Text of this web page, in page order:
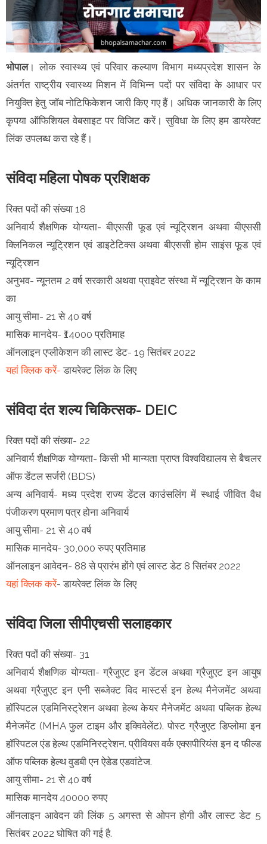
भोपाल। लोक स्वास्थ्य एवं परिवार कल्याण विभाग मध्यप्रदेश शासन के
अंतर्गत राष्ट्रीय स्वास्थ्य मिशन में विभिन्न पदों पर संविदा के आधार पर
नियुक्ति हेतु जॉब नोटिफिकेशन जारी किए गए हैं। अधिक जानकारी के लिए
कृपया ऑफिशियल वेबसाइट पर विजिट करें। सुविधा के लिए हम डायरेक्ट
लिंक उपलब्ध करा रहे हैं।
संविदा महिला पोषक प्रशिक्षक
रिक्त पदों की संख्या 18
अनिवार्य शैक्षणिक योग्यता- बीएससी फूड एवं न्यूट्रिशन अथवा बीएससी
क्लिनिकल न्यूट्रिशन एवं डाइटेटिक्स अथवा बीएससी होम साइंस फूड एवं
न्यूट्रिशन
अनुभव- न्यूनतम 2 वर्ष सरकारी अथवा प्राइवेट संस्था में न्यूट्रिशन के काम
का
आयु सीमा- 21 से 40 वर्ष
मासिक मानदेय- ₹14000 प्रतिमाह
ऑनलाइन एप्लीकेशन की लास्ट डेट- 19 सितंबर 2022
यहां क्लिक करें- डायरेक्ट लिंक के लिए
संविदा दंत शल्य चिकित्सक- DEIC
रिक्त पदों की संख्या- 22
अनिवार्य शैक्षणिक योग्यता- किसी भी मान्यता प्राप्त विश्वविद्यालय से बैचलर
ऑफ डेंटल सर्जरी (BDS)
अन्य अनिवार्य- मध्य प्रदेश राज्य डेंटल काउंसलिंग में स्थाई जीवित वैध
पंजीकरण प्रमाण पत्र होना अनिवार्य
आयु सीमा- 21 से 40 वर्ष
मासिक मानदेय- 30,000 रुपए प्रतिमाह
ऑनलाइन आवेदन- 88 से प्रारंभ होंगे एवं लास्ट डेट 8 सितंबर 2022
यहां क्लिक करें- डायरेक्ट लिंक के लिए
संविदा जिला सीपीएचसी सलाहकार
रिक्त पदों की संख्या- 31
अनिवार्य शैक्षणिक योग्यता- ग्रैजुएट इन डेंटल अथवा ग्रैजुएट इन आयुष
अथवा ग्रैजुएट इन एनी सब्जेक्ट विद मास्टर्स इन हेल्थ मैनेजमेंट अथवा
हॉस्पिटल एडमिनिस्ट्रेशन अथवा हेल्थ केयर मैनेजमेंट अथवा पब्लिक हेल्थ
मैनेजमेंट (MHA फुल टाइम और इक्विवेलेंट). पोस्ट ग्रैजुएट डिप्लोमा इन
हॉस्पिटल एंड हेल्थ एडमिनिस्ट्रेशन. प्रीवियस वर्क एक्सपीरियंस इन द फील्ड
ऑफ पब्लिक हेल्थ वुडबी एन ऐडेड एडवांटेज.
आयु सीमा- 21 से 40 वर्ष
मासिक मानदेय 40000 रुपए
ऑनलाइन आवेदन की लिंक 5 अगस्त से ओपन होगी और लास्ट डेट 5
सितंबर 2022 घोषित की गई है.